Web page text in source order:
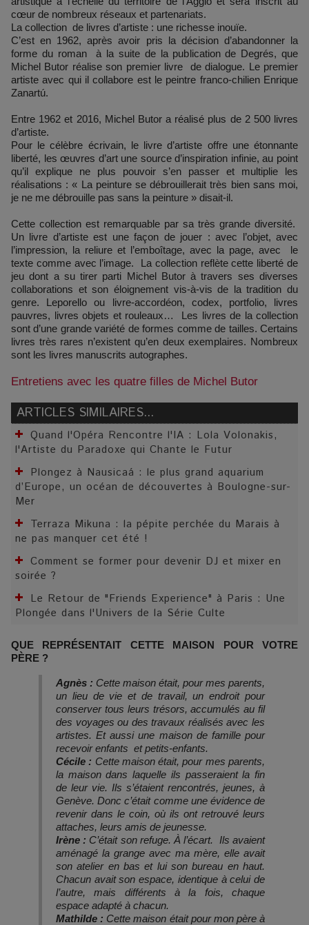
cœur de nombreux réseaux et partenariats.
La collection de livres d’artiste : une richesse inouïe.
C’est en 1962, après avoir pris la décision d’abandonner la
forme du roman à la suite de la publication de Degrés, que
Michel Butor réalise son premier livre de dialogue. Le premier
artiste avec qui il collabore est le peintre franco-chilien Enrique
Zanartú.
Entre 1962 et 2016, Michel Butor a réalisé plus de 2 500 livres
d’artiste.
Pour le célèbre écrivain, le livre d’artiste offre une étonnante
liberté, les œuvres d’art une source d’inspiration infinie, au point
qu’il explique ne plus pouvoir s’en passer et multiplie les
réalisations : « La peinture se débrouillerait très bien sans moi,
je ne me débrouille pas sans la peinture » disait-il.
Cette collection est remarquable par sa très grande diversité.
Un livre d’artiste est une façon de jouer : avec l’objet, avec
l’impression, la reliure et l’emboîtage, avec la page, avec le
texte comme avec l’image. La collection reflète cette liberté de
jeu dont a su tirer parti Michel Butor à travers ses diverses
collaborations et son éloignement vis-à-vis de la tradition du
genre. Leporello ou livre-accordéon, codex, portfolio, livres
pauvres, livres objets et rouleaux… Les livres de la collection
sont d’une grande variété de formes comme de tailles. Certains
livres très rares n’existent qu’en deux exemplaires. Nombreux
sont les livres manuscrits autographes.
Entretiens avec les quatre filles de Michel Butor
ARTICLES SIMILAIRES...
Quand l'Opéra Rencontre l'IA : Lola Volonakis,
l'Artiste du Paradoxe qui Chante le Futur
Plongez à Nausicaá : le plus grand aquarium
d’Europe, un océan de découvertes à Boulogne-sur-
Mer
Terraza Mikuna : la pépite perchée du Marais à
ne pas manquer cet été !
Comment se former pour devenir DJ et mixer en
soirée ?
Le Retour de "Friends Experience" à Paris : Une
Plongée dans l'Univers de la Série Culte
QUE REPRÉSENTAIT CETTE MAISON POUR VOTRE
PÈRE ?
Agnès : Cette maison était, pour mes parents,
un lieu de vie et de travail, un endroit pour
conserver tous leurs trésors, accumulés au fil
des voyages ou des travaux réalisés avec les
artistes. Et aussi une maison de famille pour
recevoir enfants et petits-enfants.
Cécile : Cette maison était, pour mes parents,
la maison dans laquelle ils passeraient la fin
de leur vie. Ils s’étaient rencontrés, jeunes, à
Genève. Donc c’était comme une évidence de
revenir dans le coin, où ils ont retrouvé leurs
attaches, leurs amis de jeunesse.
Irène : C’était son refuge. À l’écart. Ils avaient
aménagé la grange avec ma mère, elle avait
son atelier en bas et lui son bureau en haut.
Chacun avait son espace, identique à celui de
l’autre, mais différents à la fois, chaque
espace adapté à chacun.
Mathilde : Cette maison était pour mon père à